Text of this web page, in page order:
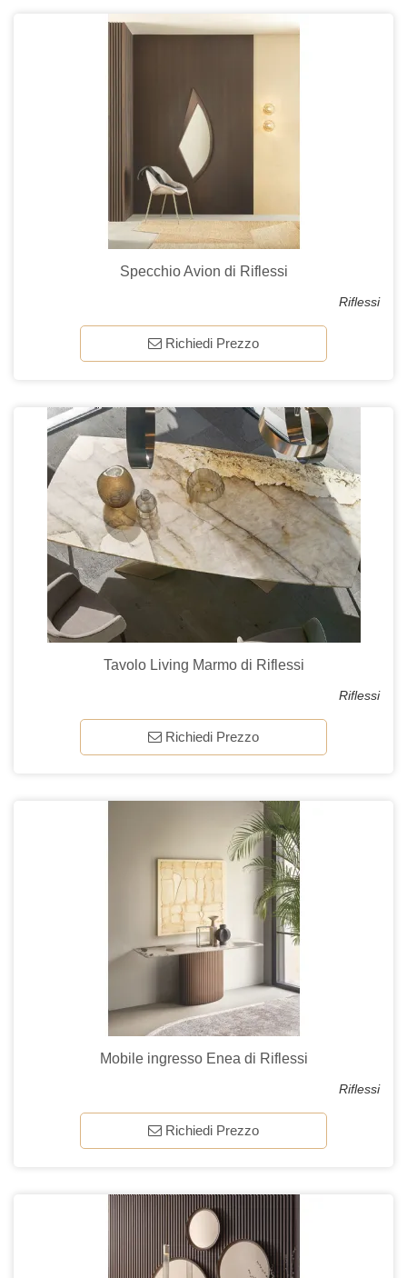
Specchio Avion di Riflessi
Riflessi
Richiedi Prezzo
Tavolo Living Marmo di Riflessi
Riflessi
Richiedi Prezzo
Mobile ingresso Enea di Riflessi
Riflessi
Richiedi Prezzo